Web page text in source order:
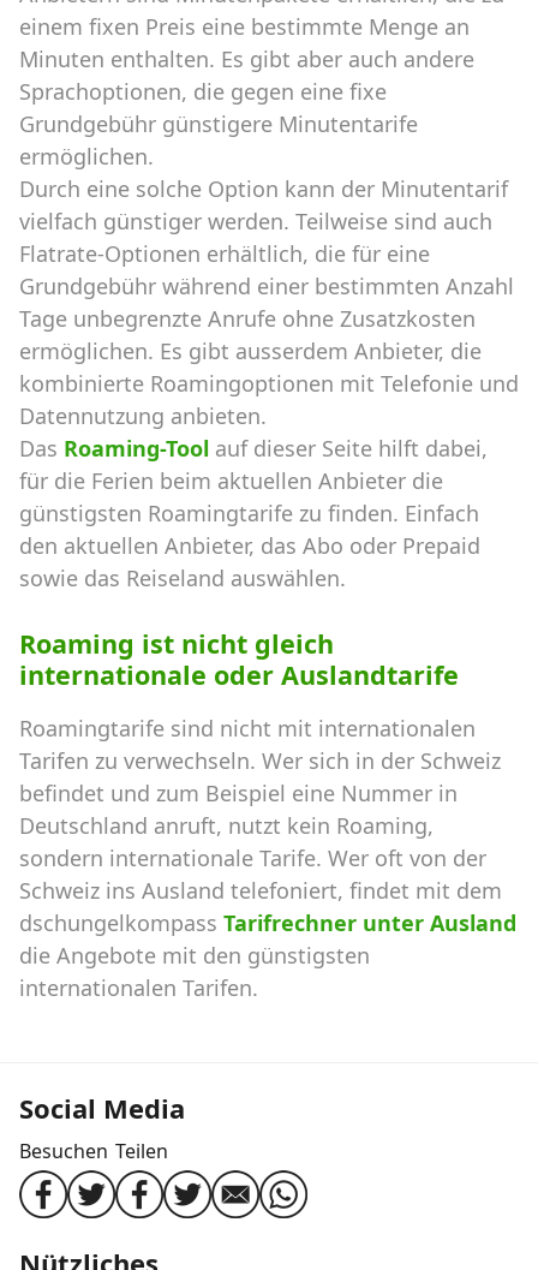
einem fixen Preis eine bestimmte Menge an
Minuten enthalten. Es gibt aber auch andere
Sprachoptionen, die gegen eine fixe
Grundgebühr günstigere Minutentarife
ermöglichen.
Durch eine solche Option kann der Minutentarif
vielfach günstiger werden. Teilweise sind auch
Flatrate-Optionen erhältlich, die für eine
Grundgebühr während einer bestimmten Anzahl
Tage unbegrenzte Anrufe ohne Zusatzkosten
ermöglichen. Es gibt ausserdem Anbieter, die
kombinierte Roamingoptionen mit Telefonie und
Datennutzung anbieten.
Das Roaming-Tool auf dieser Seite hilft dabei,
für die Ferien beim aktuellen Anbieter die
günstigsten Roamingtarife zu finden. Einfach
den aktuellen Anbieter, das Abo oder Prepaid
sowie das Reiseland auswählen.
Roaming ist nicht gleich
internationale oder Auslandtarife
Roamingtarife sind nicht mit internationalen
Tarifen zu verwechseln. Wer sich in der Schweiz
befindet und zum Beispiel eine Nummer in
Deutschland anruft, nutzt kein Roaming,
sondern internationale Tarife. Wer oft von der
Schweiz ins Ausland telefoniert, findet mit dem
dschungelkompass Tarifrechner unter Ausland
die Angebote mit den günstigsten
internationalen Tarifen.
Social Media
Besuchen Teilen
Nützliches